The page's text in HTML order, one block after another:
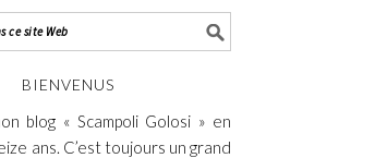
BIENVENUS
blog « Scampoli Golosi » en
ans. C’est toujours un grand